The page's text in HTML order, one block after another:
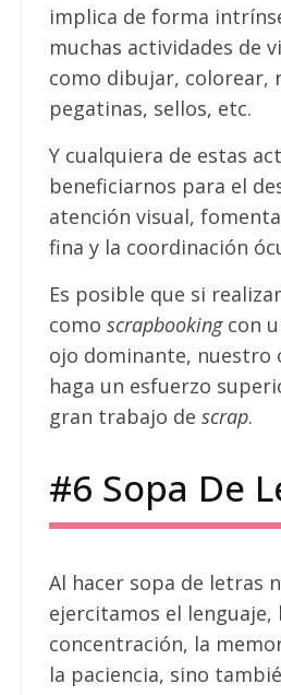
implica de forma
muchas actividades de
como dibujar, colorear,
pegatinas, sellos, etc.
Y cualquiera de estas
beneficiarnos para el
atención visual,
fina y la coordinación
Es posible que si
como scrapbookingcon
ojo dominante, nuestro
haga un esfuerzo
gran trabajo de scrap.
#6 Sopa De
Al hacer sopa de letras
ejercitamos el lenguaje,
concentración, la
la paciencia, sino